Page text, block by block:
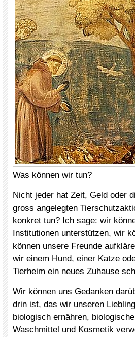
Was können wir tun?
Nicht jeder hat Zeit, Geld oder
gross angelegten
konkret tun? Ich sage: wir
Institutionen unterstützen, wir
können unsere Freunde
wir einem Hund, einer Katze
Tierheim ein neues Zuhause
Wir können uns Gedanken
drin ist, das wir unseren
biologisch ernähren,
Waschmittel und Kosmetik